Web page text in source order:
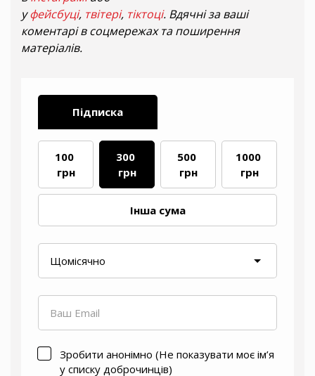
уфейсбуці, твітері, тіктоці. Вдячні за ваші
коментарі в соцмережах та поширення
матеріалів.